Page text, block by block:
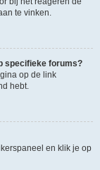
te vinken.
specifieke forums?
op de link
hebt.
en klik je op